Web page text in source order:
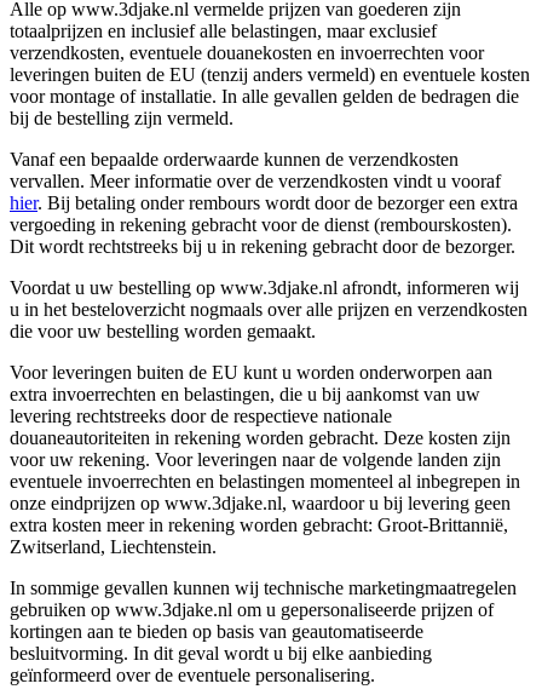
Alle op www.3djake.nl vermelde prijzen van goederen zijn
totaalprijzen en inclusief alle belastingen, maar exclusief
verzendkosten, eventuele douanekosten en invoerrechten voor
leveringen buiten de EU (tenzij anders vermeld) en eventuele kosten
voor montage of installatie. In alle gevallen gelden de bedragen die
bij de bestelling zijn vermeld.
Vanaf een bepaalde orderwaarde kunnen de verzendkosten
vervallen. Meer informatie over de verzendkosten vindt u vooraf
hier. Bij betaling onder rembours wordt door de bezorger een extra
vergoeding in rekening gebracht voor de dienst (rembourskosten).
Dit wordt rechtstreeks bij u in rekening gebracht door de bezorger.
Voordat u uw bestelling op www.3djake.nl afrondt, informeren wij
u in het besteloverzicht nogmaals over alle prijzen en verzendkosten
die voor uw bestelling worden gemaakt.
Voor leveringen buiten de EU kunt u worden onderworpen aan
extra invoerrechten en belastingen, die u bij aankomst van uw
levering rechtstreeks door de respectieve nationale
douaneautoriteiten in rekening worden gebracht. Deze kosten zijn
voor uw rekening. Voor leveringen naar de volgende landen zijn
eventuele invoerrechten en belastingen momenteel al inbegrepen in
onze eindprijzen op www.3djake.nl, waardoor u bij levering geen
extra kosten meer in rekening worden gebracht: Groot-Brittannië,
Zwitserland, Liechtenstein.
In sommige gevallen kunnen wij technische marketingmaatregelen
gebruiken op www.3djake.nl om u gepersonaliseerde prijzen of
kortingen aan te bieden op basis van geautomatiseerde
besluitvorming. In dit geval wordt u bij elke aanbieding
geïnformeerd over de eventuele personalisering.